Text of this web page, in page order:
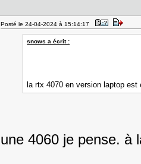
Posté le 24-04-2024 à 15:14:17
snows a écrit :
la rtx 4070 en version laptop
une 4060 je pense. à